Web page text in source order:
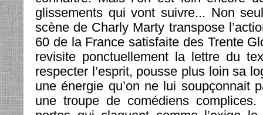
glissements qui vont suivre... Non
scène de Charly Marty transpose
60 de la France satisfaite des Trente
revisite ponctuellement la lettre du
respecter l’esprit, pousse plus loin sa
une énergie qu’on ne lui soupçonnait
une troupe de comédiens